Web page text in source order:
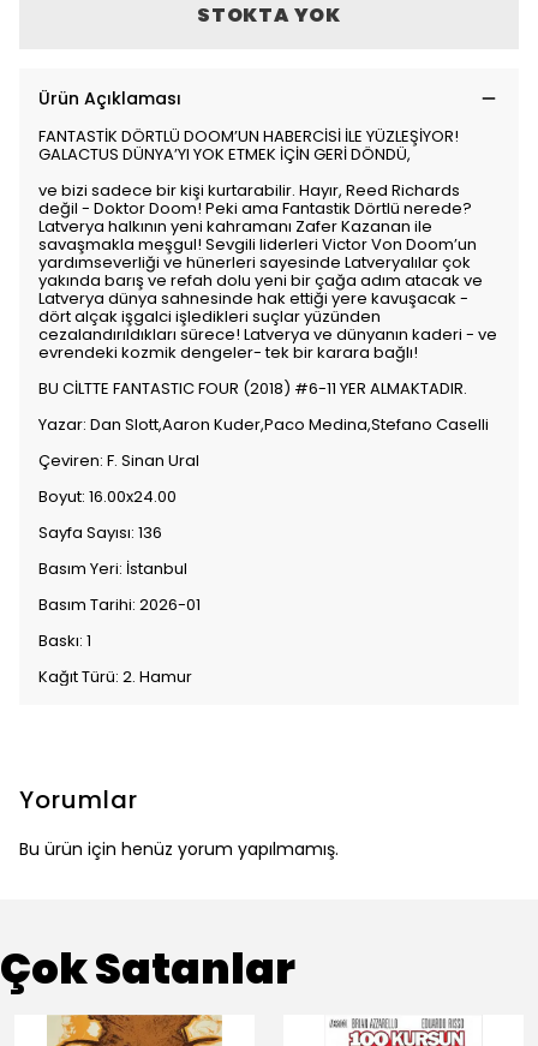
STOKTA YOK
Ürün Açıklaması
FANTASTİK DÖRTLÜ DOOM’UN HABERCİSİ İLE YÜZLEŞİYOR!
GALACTUS DÜNYA’YI YOK ETMEK İÇİN GERİ DÖNDÜ,
ve bizi sadece bir kişi kurtarabilir. Hayır, Reed Richards
değil - Doktor Doom! Peki ama Fantastik Dörtlü nerede?
Latverya halkının yeni kahramanı Zafer Kazanan ile
savaşmakla meşgul! Sevgili liderleri Victor Von Doom’un
yardımseverliği ve hünerleri sayesinde Latveryalılar çok
yakında barış ve refah dolu yeni bir çağa adım atacak ve
Latverya dünya sahnesinde hak ettiği yere kavuşacak -
dört alçak işgalci işledikleri suçlar yüzünden
cezalandırıldıkları sürece! Latverya ve dünyanın kaderi - ve
evrendeki kozmik dengeler- tek bir karara bağlı!
BU CİLTTE FANTASTIC FOUR (2018) #6-11 YER ALMAKTADIR.
Yazar: Dan Slott,Aaron Kuder,Paco Medina,Stefano Caselli
Çeviren: F. Sinan Ural
Boyut: 16.00x24.00
Sayfa Sayısı: 136
Basım Yeri: İstanbul
Basım Tarihi: 2026-01
Baskı: 1
Kağıt Türü: 2. Hamur
Yorumlar
Bu ürün için henüz yorum yapılmamış.
Çok Satanlar